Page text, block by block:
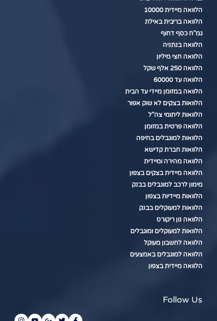
הלוואה מיידית 10000
הלוואה בריבית באילת
גמ"ח כסף דחוף
הלוואה בנתניה
הלוואה חצי מיליון
הלוואה 250 אלף שקל
הלוואה עד 60000
הלוואה במזומן מיידי עד הבית
הלוואות בצקים לא שוק אפור
הלוואות ליתומי צה"ל
הלוואה פרטית במזומן
הלוואות למוגבלים בחיפה
הלוואות חברת קדישא
הלוואה מהירה ומיידית
הלוואה מיידית בצקים בצפון
מימון לרכב למוגבלים בבנק
הלוואות מיידיות בצפון
הלוואות למעוקלים בבנק
הלוואה נון ריקורס
הלוואות למעוקלים ומוגבלים
הלוואה לחשבון מעוקל
הלוואה למוגבלים באמצעים
הלוואה מיידית בצפון
Follow Us